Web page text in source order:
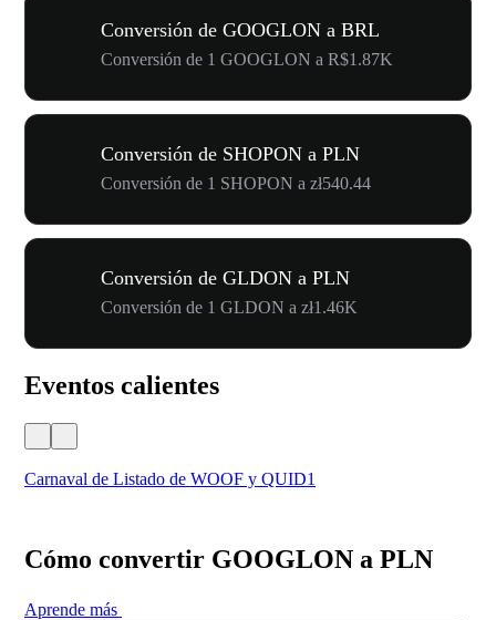
Conversión de GOOGLON a BRL
Conversión de 1 GOOGLON a R$1.87K
Conversión de SHOPON a PLN
Conversión de 1 SHOPON a zł540.44
Conversión de GLDON a PLN
Conversión de 1 GLDON a zł1.46K
Eventos calientes
Carnaval de Listado de WOOF y QUID1
Cómo convertir GOOGLON a PLN
Aprende más